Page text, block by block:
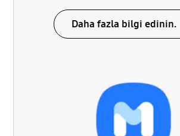
Daha fazla bilgi edinin.